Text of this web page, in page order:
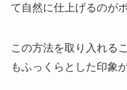
て自然に仕上げるのが
この方法を取り入れる
もふっくらとした印象